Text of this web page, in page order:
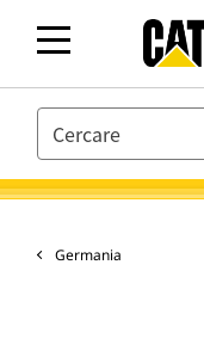
SEARCH
Germania